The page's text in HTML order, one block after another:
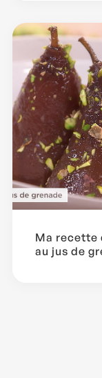
Ma recette
au jus de